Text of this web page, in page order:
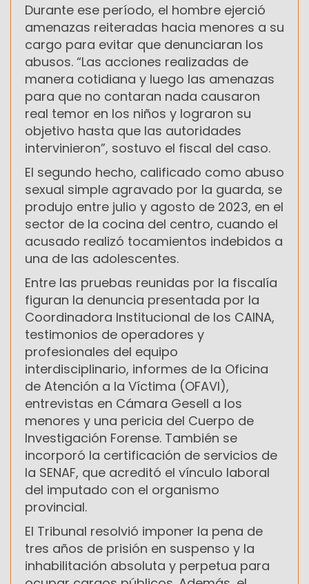
Durante ese período, el hombre ejerció
amenazas reiteradas hacia menores a su
cargo para evitar que denunciaran los
abusos. “Las acciones realizadas de
manera cotidiana y luego las amenazas
para que no contaran nada causaron
real temor en los niños y lograron su
objetivo hasta que las autoridades
intervinieron”, sostuvo el fiscal del caso.
El segundo hecho, calificado como abuso
sexual simple agravado por la guarda, se
produjo entre julio y agosto de 2023, en el
sector de la cocina del centro, cuando el
acusado realizó tocamientos indebidos a
una de las adolescentes.
Entre las pruebas reunidas por la fiscalía
figuran la denuncia presentada por la
Coordinadora Institucional de los CAINA,
testimonios de operadores y
profesionales del equipo
interdisciplinario, informes de la Oficina
de Atención a la Víctima (OFAVI),
entrevistas en Cámara Gesell a los
menores y una pericia del Cuerpo de
Investigación Forense. También se
incorporó la certificación de servicios de
la SENAF, que acreditó el vínculo laboral
del imputado con el organismo
provincial.
El Tribunal resolvió imponer la pena de
tres años de prisión en suspenso y la
inhabilitación absoluta y perpetua para